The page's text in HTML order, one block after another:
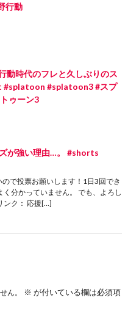
行動
動時代のフレと久しぶりのス
#splatoon #splatoon3 #スプ
ゥーン3
ズが強い理由…。 #shorts
で投票お願いします！1日3回でき
く分かっていません。 でも、よろし
ンク： 応援[…]
ん。 ※ が付いている欄は必須項